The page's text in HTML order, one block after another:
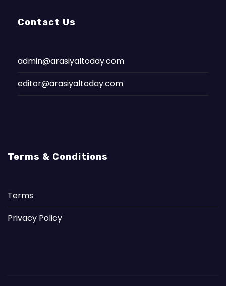
Contact Us
admin@arasiyaltoday.com
editor@arasiyaltoday.com
Terms & Conditions
Terms
Privacy Policy